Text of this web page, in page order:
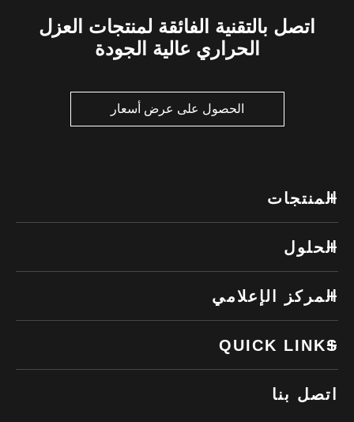
اتصل بالتقنية الفائقة لمنتجات العزل
الحراري عالية الجودة
الحصول على عرض أسعار
المنتجات
الحلول
المركز الإعلامي
QUICK LINKS
اتصل بنا